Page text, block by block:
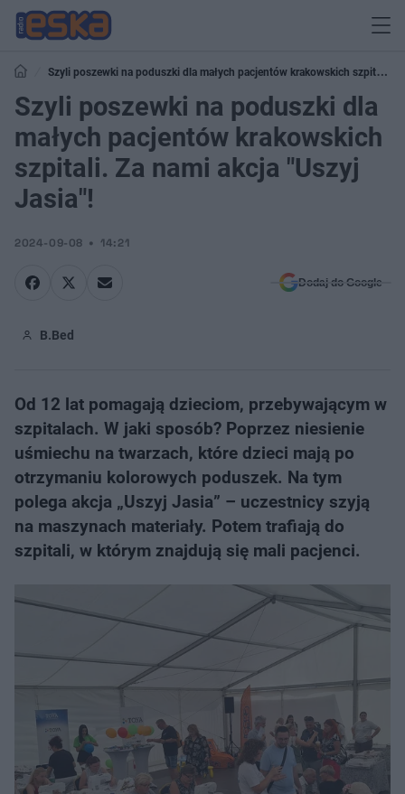
Szyli poszewki na poduszki dla małych pacjentów krakowskich szpitali.
Za nami akcja "Uszyj Jasia"!
Szyli poszewki na poduszki dla
małych pacjentów krakowskich
szpitali. Za nami akcja "Uszyj
Jasia"!
2024-09-08 14:21
Dodaj do Google
B.Bed
Od 12 lat pomagają dzieciom, przebywającym w
szpitalach. W jaki sposób? Poprzez niesienie
uśmiechu na twarzach, które dzieci mają po
otrzymaniu kolorowych poduszek. Na tym
polega akcja „Uszyj Jasia” – uczestnicy szyją
na maszynach materiały. Potem trafiają do
szpitali, w którym znajdują się mali pacjenci.